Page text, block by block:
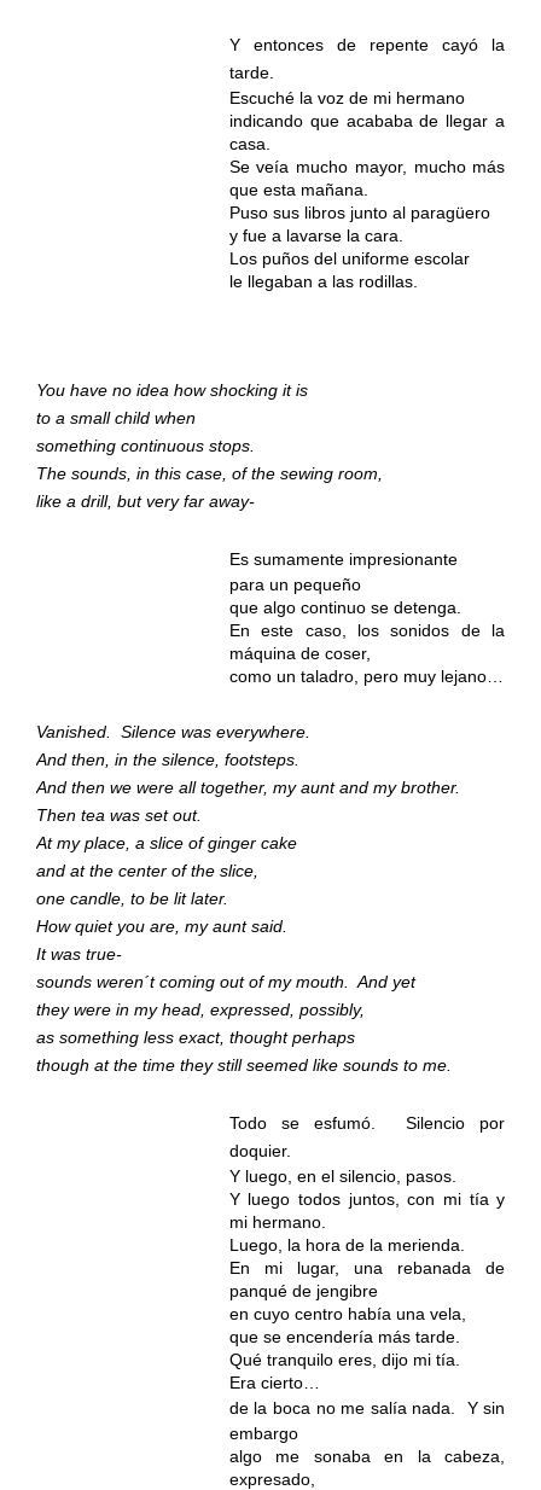
Y entonces de repente cayó la
tarde.
Escuché la voz de mi hermano
indicando que acababa de llegar a
casa.
Se veía mucho mayor, mucho más
que esta mañana.
Puso sus libros junto al paragüero
y fue a lavarse la cara.
Los puños del uniforme escolar
le llegaban a las rodillas.
You have no idea how shocking it is
to a small child when
something continuous stops.
The sounds, in this case, of the sewing room,
like a drill, but very far away-
Es sumamente impresionante
para un pequeño
que algo continuo se detenga.
En este caso, los sonidos de la
máquina de coser,
como un taladro, pero muy lejano…
Vanished.
Silence was everywhere.
And then, in the silence, footsteps.
And then we were all together, my aunt and my brother.
Then tea was set out.
At my place, a slice of ginger cake
and at the center of the slice,
one candle, to be lit later.
How quiet you are, my aunt said.
It was true-
sounds weren´t coming out of my mouth.
And yet
they were in my head, expressed, possibly,
as something less exact, thought perhaps
though at the time they still seemed like sounds to me.
Todo se esfumó.
Silencio por
doquier.
Y luego, en el silencio, pasos.
Y luego todos juntos, con mi tía y
mi hermano.
Luego, la hora de la merienda.
En mi lugar, una rebanada de
panqué de jengibre
en cuyo centro había una vela,
que se encendería más tarde.
Qué tranquilo eres, dijo mi tía.
Era cierto…
de la boca no me salía nada.
Y sin
embargo
algo me sonaba en la cabeza,
expresado,